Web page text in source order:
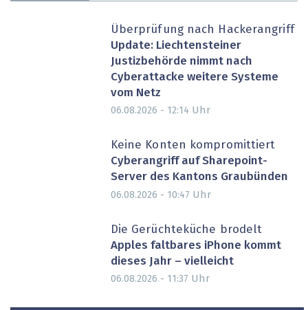
Überprüfung nach Hackerangriff
Update: Liechtensteiner
Justizbehörde nimmt nach
Cyberattacke weitere Systeme
vom Netz
06.08.2026 - 12:14 Uhr
Keine Konten kompromittiert
Cyberangriff auf Sharepoint-
Server des Kantons Graubünden
06.08.2026 - 10:47 Uhr
Die Gerüchteküche brodelt
Apples faltbares iPhone kommt
dieses Jahr – vielleicht
06.08.2026 - 11:37 Uhr